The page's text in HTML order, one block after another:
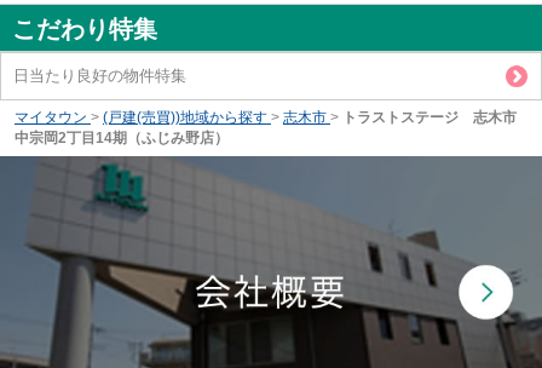
こだわり特集
日当たり良好の物件特集
マイタウン > (戸建(売買))地域から探す > 志木市 >
トラストステージ 志木市
中宗岡2丁目14期（ふじみ野店）